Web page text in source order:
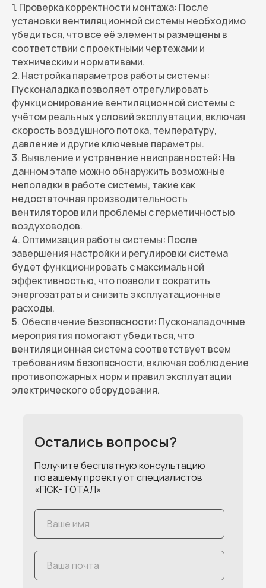
1. Проверка корректности монтажа: После
установки вентиляционной системы необходимо
убедиться, что все её элементы размещены в
соответствии с проектными чертежами и
техническими нормативами.
2. Настройка параметров работы системы:
Пусконаладка позволяет отрегулировать
функционирование вентиляционной системы с
учётом реальных условий эксплуатации, включая
скорость воздушного потока, температуру,
давление и другие ключевые параметры.
3. Выявление и устранение неисправностей: На
данном этапе можно обнаружить возможные
неполадки в работе системы, такие как
недостаточная производительность
вентиляторов или проблемы с герметичностью
воздуховодов.
4. Оптимизация работы системы: После
завершения настройки и регулировки система
будет функционировать с максимальной
эффективностью, что позволит сократить
энергозатраты и снизить эксплуатационные
расходы.
5. Обеспечение безопасности: Пусконаладочные
мероприятия помогают убедиться, что
вентиляционная система соответствует всем
требованиям безопасности, включая соблюдение
противопожарных норм и правил эксплуатации
электрического оборудования.
Остались вопросы?
Получите бесплатную консультацию
по вашему проекту от специалистов
«ПСК-ТОТАЛ»